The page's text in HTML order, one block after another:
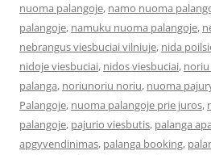
nuoma palangoje, namo nuoma
palangoje, namuku nuoma palangoje,
nebrangus viesbuciai vilniuje, nida
nidoje viesbuciai, nidos viesbuciai,
palanga, noriunoriu noriu, nuoma
Palangoje, nuoma palangoje prie juros,
palangoje, pajurio viesbutis, palanga
apgyvendinimas, palanga booking,